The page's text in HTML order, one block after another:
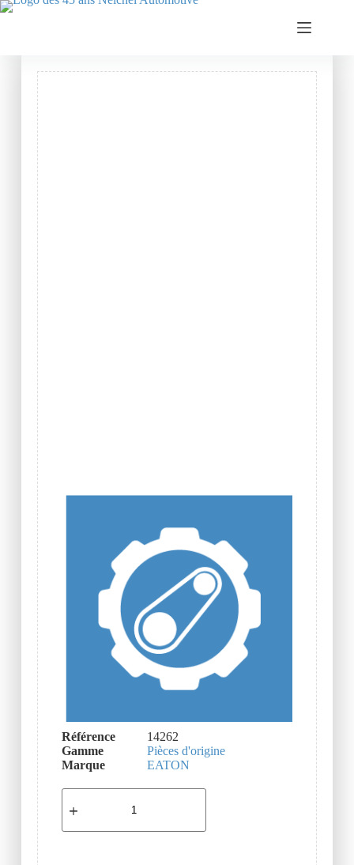
Référence
14262
Gamme
Pièces d'origine
Marque
EATON